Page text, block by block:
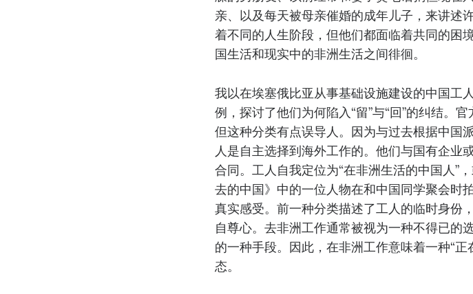
亲、以及每天被母亲催婚的成年儿子，来讲述
着不同的人生阶段，但他们都面临着共同的困
国生活和现实中的非洲生活之间徘徊。
我以在埃塞俄比亚从事基础设施建设的中国工
例，探讨了他们为何陷入“留”与“回”的纠结。
但这种分类有点误导人。因为与过去根据中国
人是自主选择到海外工作的。他们与国有企业
合同。工人自我定位为“在非洲生活的中国人”
去的中国》中的一位人物在和中国同学聚会时
真实感受。前一种分类描述了工人的临时身份
自尊心。去非洲工作通常被视为一种不得已的
的一种手段。因此，在非洲工作意味着一种“正
态。